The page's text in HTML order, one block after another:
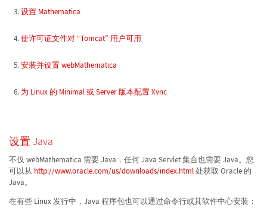
设置 Mathematica
使许可证文件对 “Tomcat” 用户可用
安装并设置 webMathematica
为 Linux 的 Minimal 或 Server 版本配置 Xvnc
设置 Java
不仅 webMathematica 需要 Java，任何 Java Servlet 集合也需要 Java。您
可以从 http://www.oracle.com/us/downloads/index.html处获取 Oracle 的
Java。
在有些 Linux 发行中，Java 程序包也可以通过命令行或其软件中心安装：